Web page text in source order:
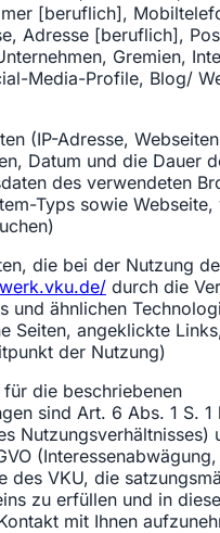
[beruflich],
Adresse [beruflich],
Gremien,
Media-Profile, Blog/
(IP-Adresse,
Datum und die Dauer
des verwendeten
Typs sowie
die bei der Nutzung
durch die
und ähnlichen
Seiten, angeklickte
der Nutzung)
die beschriebenen
sind Art. 6 Abs. 1 S. 1
Nutzungsverhältnisses)
des VKU, die
zu erfüllen und in
mit Ihnen